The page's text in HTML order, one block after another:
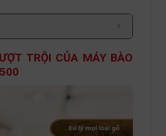
TRỘI CỦA MÁY BÀO